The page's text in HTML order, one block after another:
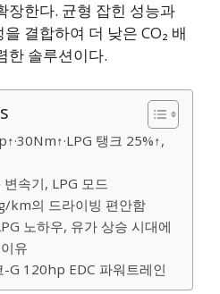
장한다. 균형 잡힌 성능과
결합하여 더 낮은 CO₂ 배
한 솔루션이다.
탱크 25%↑,
속기, LPG 모드
km의 드라이빙 편안함
노하우, 유가 상승 시대에
유
-G 120hp EDC 파워트레인